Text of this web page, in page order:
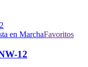
Favoritos
12